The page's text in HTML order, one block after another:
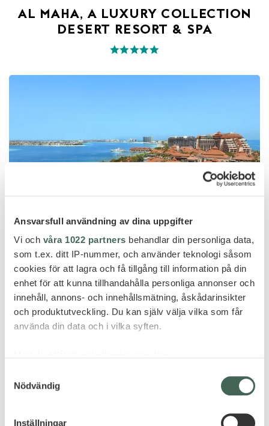
Ansvarsfull användning av dina uppgifter
Vi och våra 1022 partners behandlar din personliga data,
som t.ex. ditt IP-nummer, och använder teknologi såsom
cookies för att lagra och få tillgång till information på din
enhet för att kunna tillhandahålla personliga annonser och
innehåll, annons- och innehållsmätning, åskådarinsikter
och produktutveckling. Du kan själv välja vilka som får
använda din data och i vilka syften.
som kan ha en noggrannhet på upp till flera meter
Nödvändig
Inställningar
AL MAHA, A LUXURY COLLECTION
DESERT RESORT & SPA
Dubai
ANANTARA THE PALM DUBAI
RESORT